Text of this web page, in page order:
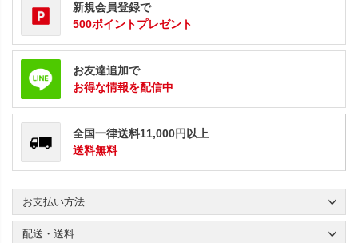
新規会員登録で
500ポイントプレゼント
お友達追加で
お得な情報を配信中
全国一律送料11,000円以上
送料無料
お支払い方法
配送・送料